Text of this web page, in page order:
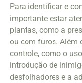
Para identificar e
importante estar
plantas, como a
ou com furos. Além
controle, como o
introdução de
desfolhadores e a